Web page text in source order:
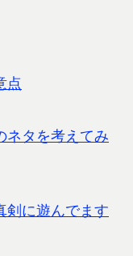
点
ネタを考えてみ
剣に遊んでます